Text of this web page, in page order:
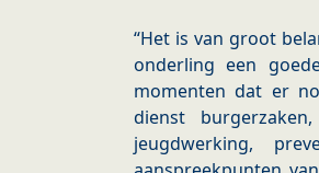
“Het is van groot
onderling een
momenten dat er
dienst
jeugdwerking,